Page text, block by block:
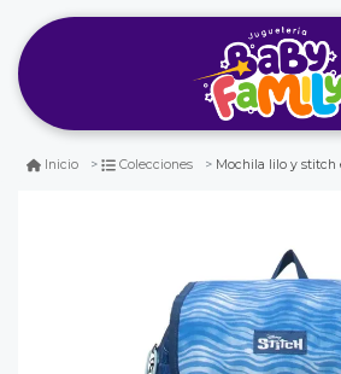
Inicio Colecciones Mochila lilo y stitch